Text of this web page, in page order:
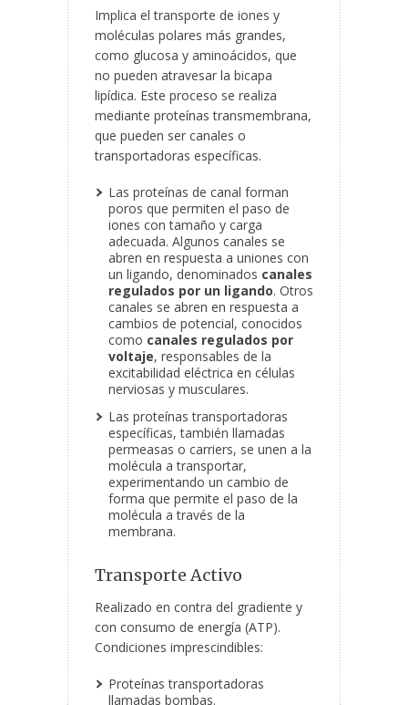
Implica el transporte de iones y
moléculas polares más grandes,
como glucosa y aminoácidos, que
no pueden atravesar la bicapa
lipídica. Este proceso se realiza
mediante proteínas transmembrana,
que pueden ser canales o
transportadoras específicas.
Las proteínas de canal forman
poros que permiten el paso de
iones con tamaño y carga
adecuada. Algunos canales se
abren en respuesta a uniones con
un ligando, denominados canales
regulados por un ligando. Otros
canales se abren en respuesta a
cambios de potencial, conocidos
como canales regulados por
voltaje, responsables de la
excitabilidad eléctrica en células
nerviosas y musculares.
Las proteínas transportadoras
específicas, también llamadas
permeasas o carriers, se unen a la
molécula a transportar,
experimentando un cambio de
forma que permite el paso de la
molécula a través de la
membrana.
Transporte Activo
Realizado en contra del gradiente y
con consumo de energía (ATP).
Condiciones imprescindibles:
Proteínas transportadoras
llamadas bombas.